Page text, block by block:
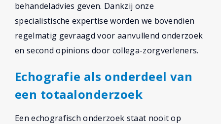
behandeladvies geven. Dankzij onze
specialistische expertise worden we bovendien
regelmatig gevraagd voor aanvullend onderzoek
en second opinions door collega-zorgverleners.
Echografie als onderdeel van
een totaalonderzoek
Een echografisch onderzoek staat nooit op